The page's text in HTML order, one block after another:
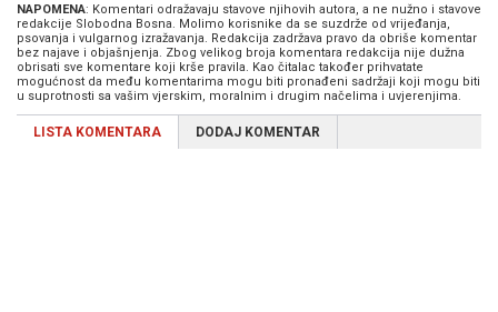
NAPOMENA: Komentari odražavaju stavove njihovih autora, a ne nužno i stavove
redakcije Slobodna Bosna. Molimo korisnike da se suzdrže od vrijeđanja,
psovanja i vulgarnog izražavanja. Redakcija zadržava pravo da obriše komentar
bez najave i objašnjenja. Zbog velikog broja komentara redakcija nije dužna
obrisati sve komentare koji krše pravila. Kao čitalac također prihvatate
mogućnost da među komentarima mogu biti pronađeni sadržaji koji mogu biti
u suprotnosti sa vašim vjerskim, moralnim i drugim načelima i uvjerenjima.
LISTA KOMENTARA DODAJ KOMENTAR